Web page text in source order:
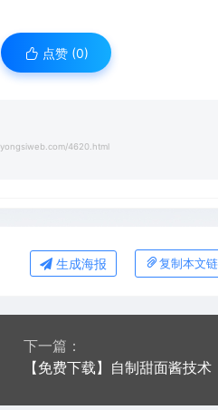
点赞 (0)
4620.html
生成海报 复制本文
下一篇：
【免费下载】自制甜面酱技术